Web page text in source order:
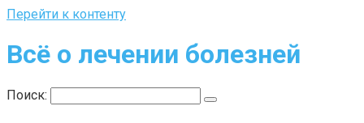
Перейти к контенту
Всё о лечении болезней
Поиск: